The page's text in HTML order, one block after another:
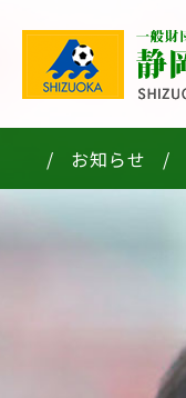
お知らせ